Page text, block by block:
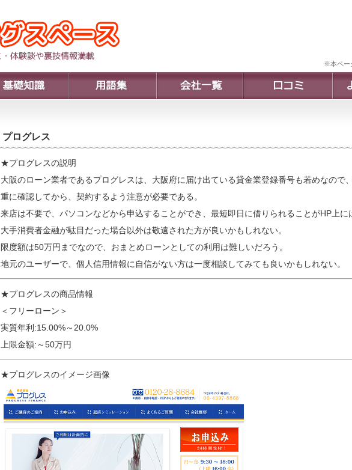
※本ペー
プログレス
★プログレスの説明
大阪のローン業者であるプログレスは、大阪府に届け出ている貸金業登録番号も若めなので
重に確認してから、契約するよう注意が必要である。
来店は不要で、パソコンなどから申込することができ、最短即日に借りられることがHP上に
大手消費者金融が駄目だった場合以外は敬遠された方が良いかもしれない。
限度額は50万円までなので、おまとめローンとしての利用は難しいだろう。
地元のユーザーで、個人信用情報に自信がない方は一度相談してみても良いかもしれない。
★プログレスの商品情報
＜フリーローン＞
実質年利:15.00%～20.0%
上限金額:～50万円
★プログレスのイメージ画像